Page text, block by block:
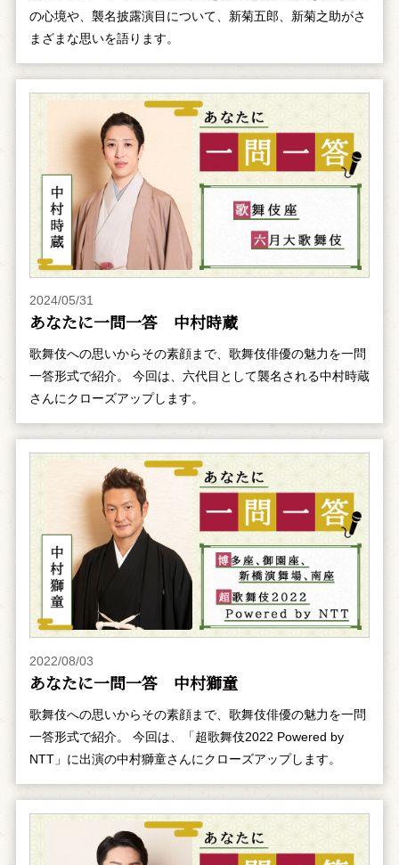
の心境や、襲名披露演目について、新菊五郎、新菊之助がさ
まざまな思いを語ります。
2024/05/31
あなたに一問一答 中村時蔵
歌舞伎への思いからその素顔まで、歌舞伎俳優の魅力を一問
一答形式で紹介。 今回は、六代目として襲名される中村時蔵
さんにクローズアップします。
2022/08/03
あなたに一問一答 中村獅童
歌舞伎への思いからその素顔まで、歌舞伎俳優の魅力を一問
一答形式で紹介。 今回は、「超歌舞伎2022 Powered by
NTT」に出演の中村獅童さんにクローズアップします。